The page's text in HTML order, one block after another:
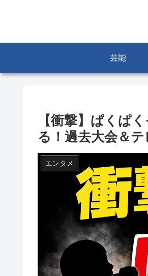
芸能
【衝撃】ぱくぱ
る！過去大会＆
エンタメ